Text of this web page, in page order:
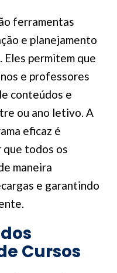
ferramentas
e planejamento
Eles permitem que
e professores
conteúdos e
ou ano letivo. A
eficaz é
todos os
maneira
e garantindo
Cursos